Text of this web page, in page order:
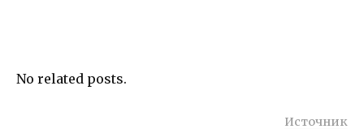
No related posts.
Источник